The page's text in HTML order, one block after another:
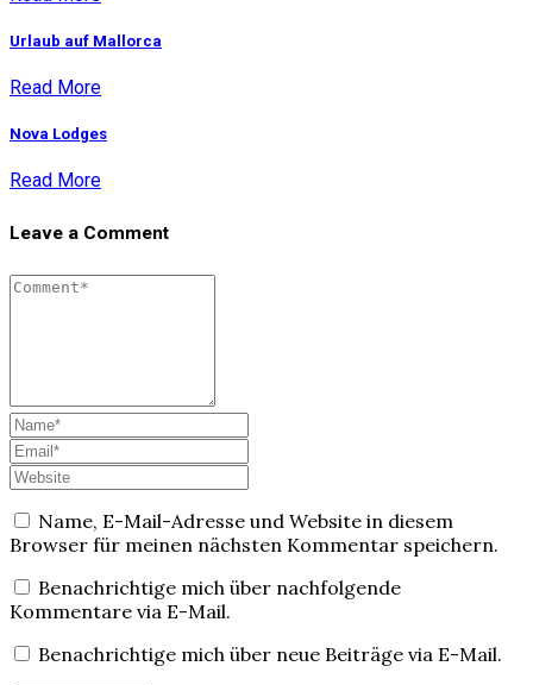
Urlaub auf Mallorca
Read More
Nova Lodges
Read More
Leave a Comment
Name, E-Mail-Adresse und Website in diesem
Browser für meinen nächsten Kommentar speichern.
Benachrichtige mich über nachfolgende
Kommentare via E-Mail.
Benachrichtige mich über neue Beiträge via E-Mail.